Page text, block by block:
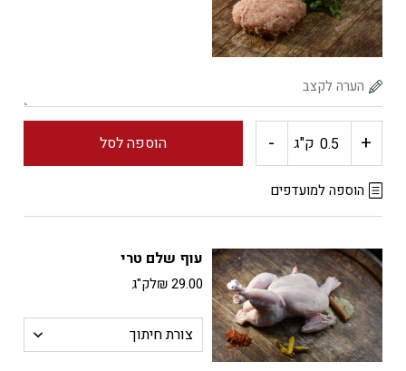
(קפוא)
+ כמות
של
טחון
ק"ג - הוספה לסל
הוספה למועדפים
עוף שלם טרי
₪29.00 לק"ג